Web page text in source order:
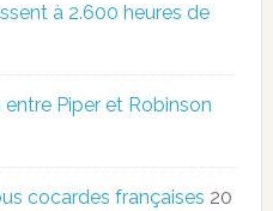
à 2.600 heures de
Piper et Robinson
cocardes françaises 20